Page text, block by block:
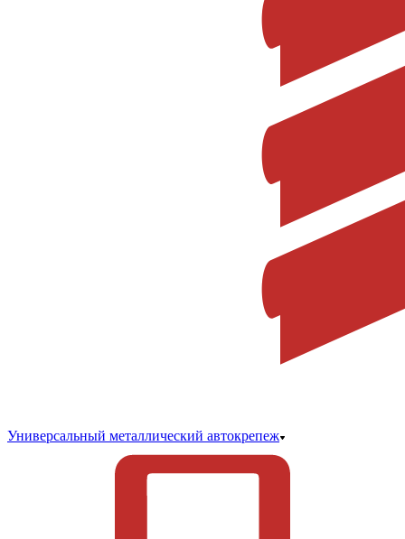
Универсальный металлический автокрепеж